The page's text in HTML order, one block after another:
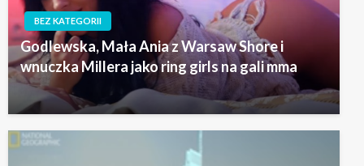
BEZ KATEGORII
Godlewska, Mała Ania z Warsaw Shore i
wnuczka Millera jako ring girls na gali mma